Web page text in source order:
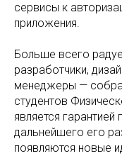
сервисы к
приложения.
Больше всего
разработчики,
менеджеры —
студентов
является
дальнейшего его
появляются новые